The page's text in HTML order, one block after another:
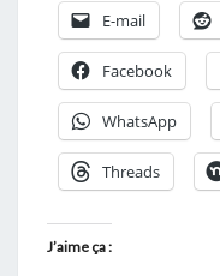
E-mail
Facebook
WhatsApp
Threads
J’aime ça :